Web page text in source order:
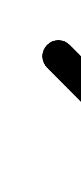
Choroby